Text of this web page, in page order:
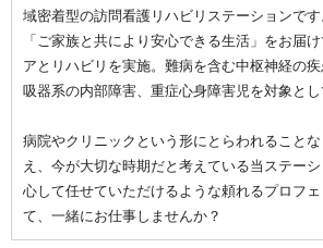
域密着型の訪問看護リハビリステーションです
「ご家族と共により安心できる生活」をお届
アとリハビリを実施。難病を含む中枢神経の
吸器系の内部障害、重症心身障害児を対象とし
病院やクリニックという形にとらわれること
え、今が大切な時期だと考えている当ステー
心して任せていただけるような頼れるプロフ
て、一緒にお仕事しませんか？